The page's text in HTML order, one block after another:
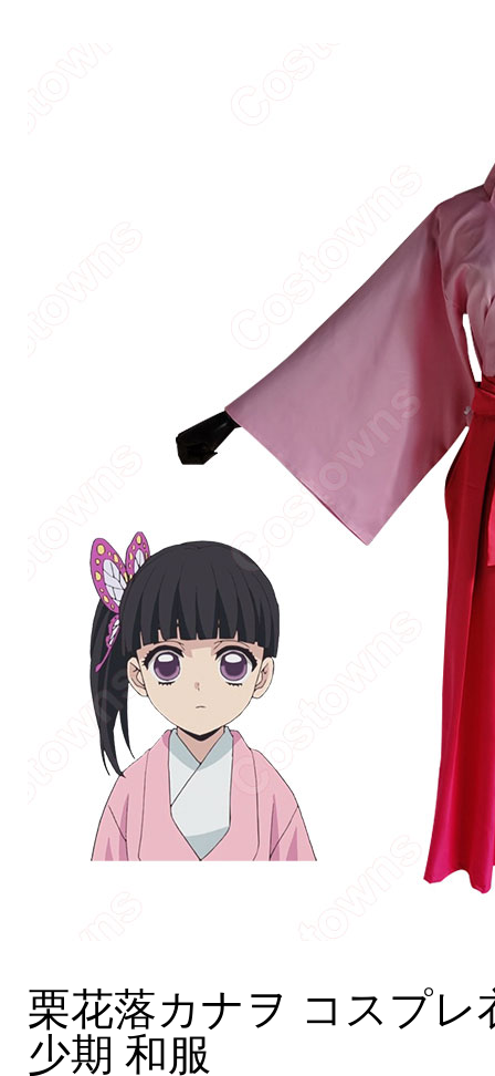
栗花落カナヲ コスプレ
少期 和服